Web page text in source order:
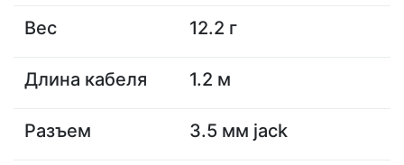
Вес 12.2 г
Длина кабеля 1.2 м
Разъем 3.5 мм jack